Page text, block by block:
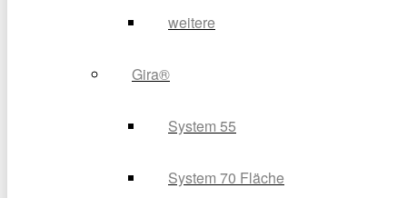
weitere
Gira®
System 55
System 70 Fläche